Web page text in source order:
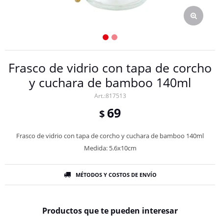
Frasco de vidrio con tapa de corcho
y cuchara de bamboo 140ml
817513
$69
Frasco de vidrio con tapa de corcho y cuchara de bamboo 140ml
Medida: 5.6x10cm
MÉTODOS Y COSTOS DE ENVÍO
Productos que te pueden interesar